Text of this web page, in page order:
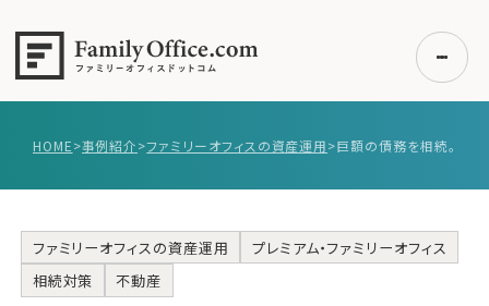
事例紹介
エキスパート一覧
HOME>事例紹介>ファミリーオフィスの資産運用>
ファミリーオフィスの資産運用
プレミアム・ファミリーオフィス
相続対策
不動産